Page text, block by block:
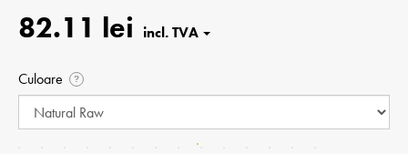
82.11 lei
Culoare ?